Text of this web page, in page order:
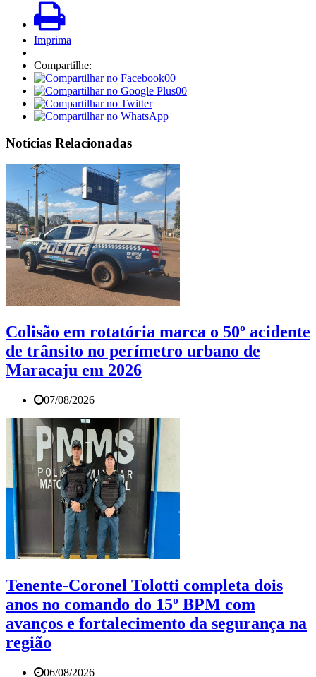
Imprima
|
Compartilhe:
00
00
Notícias Relacionadas
Colisão em rotatória marca o 50º acidente
de trânsito no perímetro urbano de
Maracaju em 2026
07/08/2026
Tenente-Coronel Tolotti completa dois
anos no comando do 15º BPM com
avanços e fortalecimento da segurança na
região
06/08/2026